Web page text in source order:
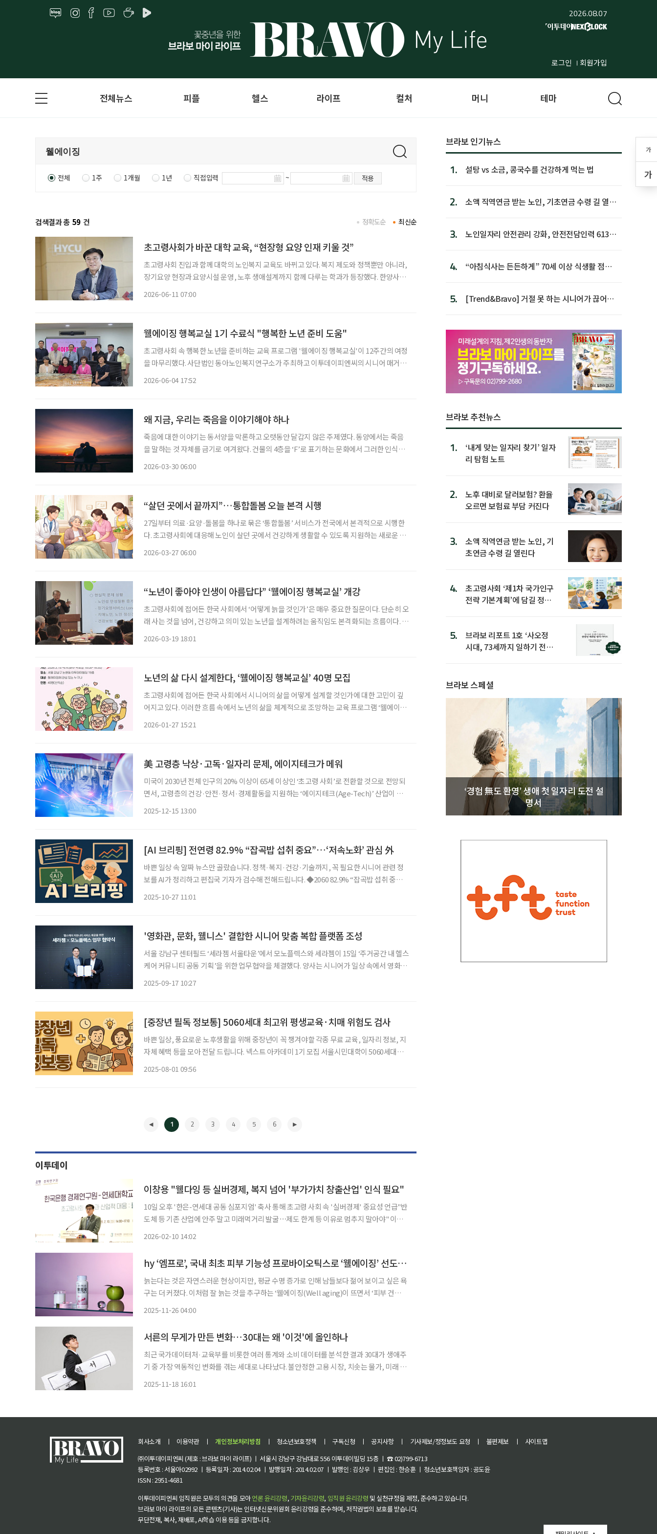
2026.08.07
로그인 회원가입
가
가
전체뉴스 피플 헬스 라이프 컬처 머니 테마
전체 1주 1개월 1년 직접입력 ~ 적용
검색결과 총 59 건 최신순
정확도순
초고령사회가 바꾼 대학 교육, “현장형 요양 인재 키울 것”
초고령사회 진입과 함께 대학의 노인복지 교육도 바뀌고 있다. 복지 제도와 정책뿐만 아니라,
장기요양 현장과 요양시설 운영, 노후 생애설계까지 함께 다루는 학과가 등장했다. 한양사이
2026-06-11 07:00
웰에이징 행복교실 1기 수료식 "행복한 노년 준비 도움"
초고령사회 속 행복한 노년을 준비하는 교육 프로그램 '웰에이징 행복교실'이 12주간의 여정
을 마무리했다. 사단법인 동아노인복지연구소가 주최하고 이투데이피엔씨의 시니어 매거진
2026-06-04 17:52
왜 지금, 우리는 죽음을 이야기해야 하나
죽음에 대한 이야기는 동서양을 막론하고 오랫동안 달갑지 않은 주제였다. 동양에서는 죽음
을 말하는 것 자체를 금기로 여겨왔다. 건물의 4층을 ‘F’로 표기하는 문화에서 그러한 인식을
2026-03-30 06:00
“살던 곳에서 끝까지”…통합돌봄 오늘 본격 시행
27일부터 의료·요양·돌봄을 하나로 묶은 ‘통합돌봄’ 서비스가 전국에서 본격적으로 시행한
다. 초고령사회에 대응해 노인이 살던 곳에서 건강하게 생활할 수 있도록 지원하는 새로운 돌
2026-03-27 06:00
“노년이 좋아야 인생이 아름답다” ‘웰에이징 행복교실’ 개강
초고령사회에 접어든 한국 사회에서 ‘어떻게 늙을 것인가’은 매우 중요한 질문이다. 단순히 오
래 사는 것을 넘어, 건강하고 의미 있는 노년을 설계하려는 움직임도 본격화되는 흐름이다. 이
2026-03-19 18:01
노년의 삶 다시 설계한다, ‘웰에이징 행복교실’ 40명 모집
초고령사회에 접어든 한국 사회에서 시니어의 삶을 어떻게 설계할 것인가에 대한 고민이 깊
어지고 있다. 이러한 흐름 속에서 노년의 삶을 체계적으로 조망하는 교육 프로그램 ‘웰에이징
2026-01-27 15:21
美 고령층 낙상·고독·일자리 문제, 에이지테크가 메워
미국이 2030년 전체 인구의 20% 이상이 65세 이상인 ‘초고령 사회’로 전환할 것으로 전망되
면서, 고령층의 건강·안전·정서·경제활동을 지원하는 ‘에이지테크(Age-Tech)’ 산업이 핵
2025-12-15 13:00
[AI 브리핑] 전연령 82.9% “잡곡밥 섭취 중요”…‘저속노화’ 관심 外
바쁜 일상 속 알짜 뉴스만 골랐습니다. 정책·복지·건강·기술까지, 꼭 필요한 시니어 관련 정
보를 AI가 정리하고 편집국 기자가 검수해 전해드립니다. ◆2060 82.9% “잡곡밥 섭취 중
2025-10-27 11:01
'영화관, 문화, 웰니스' 결합한 시니어 맞춤 복합 플랫폼 조성
서울 강남구 센터필드 ‘세라젬 서울타운’에서 모노플렉스와 세라젬이 15일 ‘주거공간 내 헬스
케어 커뮤니티 공동 기획’을 위한 업무협약을 체결했다. 양사는 시니어가 일상 속에서 영화와
2025-09-17 10:27
[중장년 필독 정보통] 5060세대 최고위 평생교육·치매 위험도 검사
바쁜 일상, 풍요로운 노후생활을 위해 중장년이 꼭 챙겨야할 각종 무료 교육, 일자리 정보, 지
자체 혜택 등을 모아 전달 드립니다. 넥스트 아카데미 1기 모집 서울시민대학이 5060세대의
2025-08-01 09:56
1 2 3 4 5 6
이투데이
이창용 "웰다잉 등 실버경제, 복지 넘어 '부가가치 창출산업' 인식 필요"
10일 오후 '한은-연세대 공동 심포지엄' 축사 통해 초고령 사회 속 '실버경제' 중요성 언급"반
도체 등 기존 산업에 안주 말고 미래먹거리 발굴⋯제도 한계 등 이유로 멈추지 말아야" 이창
2026-02-10 14:02
hy ‘엠프로’, 국내 최초 피부 기능성 프로바이오틱스로 ‘웰에이징’ 선도[연말 히든템]
늙는다는 것은 자연스러운 현상이지만, 평균 수명 증가로 인해 남들보다 젊어 보이고 싶은 욕
구는 더 커졌다. 이처럼 잘 늙는 것을 추구하는 ‘웰에이징(Well aging)이 뜨면서 ‘피부 건
2025-11-26 04:00
서른의 무게가 만든 변화…30대는 왜 '이것'에 올인하나
최근 국가데이터처·교육부를 비롯한 여러 통계와 소비 데이터를 분석한 결과 30대가 생애주
기 중 가장 역동적인 변화를 겪는 세대로 나타났다. 불안정한 고용 시장, 치솟는 물가, 미래 불
2025-11-18 16:01
브라보 인기뉴스
1. 설탕 vs 소금, 콩국수를 건강하게 먹는 법
2.
소액 직역연금 받는 노인, 기초연금 수령 길 열린
3.
노인일자리 안전관리 강화, 안전전담인력 613명
4.
“아침식사는 든든하게” 70세 이상 식생활 점수
5.
[Trend&Bravo] 거절 못 하는 시니어가 끊어야
브라보 추천뉴스
1.
‘내게 맞는 일자리 찾기’ 일자
리 탐험 노트
2.
노후 대비로 달러보험? 환율
오르면 보험료 부담 커진다
3.
소액 직역연금 받는 노인, 기
초연금 수령 길 열린다
4.
초고령사회 ‘제1차 국가인구
전략 기본계획’에 담길 정책
5.
브라보 리포트 1호 ‘사오정
시대, 73세까지 일하기 전략’
브라보 스페셜
‘경험 無도 환영’ 생애 첫 일자리 도전 설
명서
회사소개 ㅣ 이용약관 ㅣ 개인정보처리방침 ㅣ 청소년보호정책 ㅣ 구독신청 ㅣ 공지사항 ㅣ 기사제보/정정보도 요청 ㅣ 불편제보 ㅣ
사이트맵
㈜이투데이피엔씨 (제호 : 브라보 마이 라이프) ㅣ 서울시 강남구 강남대로 556 이투데이빌딩 15층 ㅣ ☎ 02)799-6713
등록번호 : 서울아02992 ㅣ 등록일자 : 2014.02.04 ㅣ 발행일자 : 2014.02.07 ㅣ 발행인 : 김상우 ㅣ 편집인 : 한승훈 ㅣ 청소년보호책임자 : 공도윤
ISSN : 2951-4681
이투데이피엔씨 임직원은 모두의 의견을 모아언론 윤리강령, 기자윤리강령, 임직원 윤리강령 및 실천규정을 제정, 준수하고 있습니다.
브라보 마이 라이프의 모든 콘텐츠(기사)는 인터넷신문위원회 윤리강령을 준수하며, 저작권법의 보호를 받습니다.
무단전재, 복사, 재배포, AI학습 이용 등을 금지합니다.